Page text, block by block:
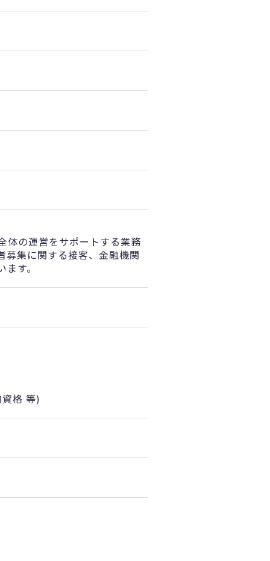
体の運営をサポートする業務
募集に関する接客、金融機関
す。
格 等)